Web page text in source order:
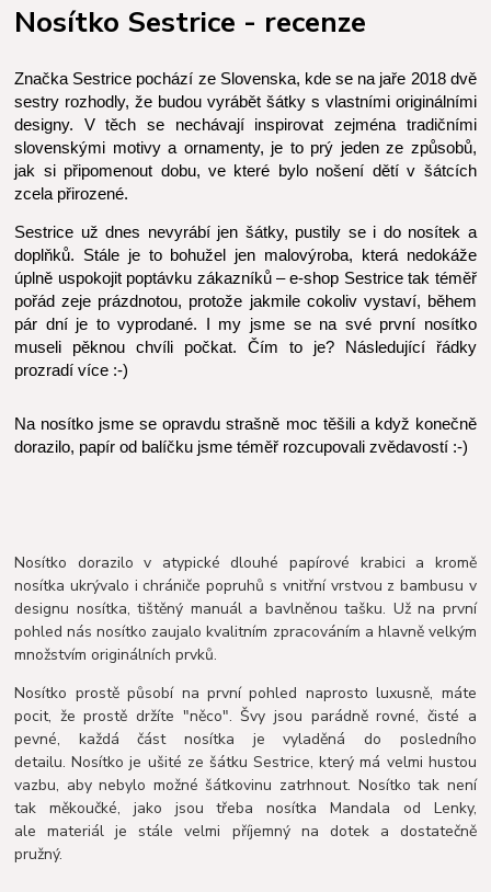
fotoporovnání
Porovnání nosítek lenka
Nosítko Sestrice - recenze
Značka Sestrice pochází ze Slovenska, kde se na jaře 2018 dvě
sestry rozhodly, že budou vyrábět šátky s vlastními originálními
designy. V těch se nechávají inspirovat zejména tradičními
slovenskými motivy a ornamenty, je to prý jeden ze způsobů,
jak si připomenout dobu, ve které bylo nošení dětí v šátcích
zcela přirozené.
Sestrice už dnes nevyrábí jen šátky, pustily se i do nosítek a
doplňků. Stále je to bohužel jen malovýroba, která nedokáže
úplně uspokojit poptávku zákazníků – e-shop Sestrice tak téměř
pořád zeje prázdnotou, protože jakmile cokoliv vystaví, během
pár dní je to vyprodané. I my jsme se na své první nosítko
museli pěknou chvíli počkat. Čím to je? Následující řádky
prozradí více :-)
Na nosítko jsme se opravdu strašně moc těšili a když konečně
dorazilo, papír od balíčku jsme téměř rozcupovali zvědavostí :-)
Nosítko dorazilo v atypické dlouhé papírové krabici a kromě
nosítka ukrývalo i chrániče popruhů s vnitřní vrstvou z bambusu v
designu nosítka, tištěný manuál a bavlněnou tašku. Už na první
pohled nás nosítko zaujalo kvalitním zpracováním a hlavně velkým
množstvím originálních prvků.
Nosítko prostě působí na první pohled naprosto luxusně, máte
pocit, že prostě držíte "něco". Švy jsou parádně rovné, čisté a
pevné, každá část nosítka je vyladěná do posledního
detailu. Nosítko je ušité ze šátku Sestrice, který má velmi hustou
vazbu, aby nebylo možné šátkovinu zatrhnout. Nosítko tak není
tak měkoučké, jako jsou třeba nosítka Mandala od Lenky,
ale materiál je stále velmi příjemný na dotek a dostatečně
pružný.